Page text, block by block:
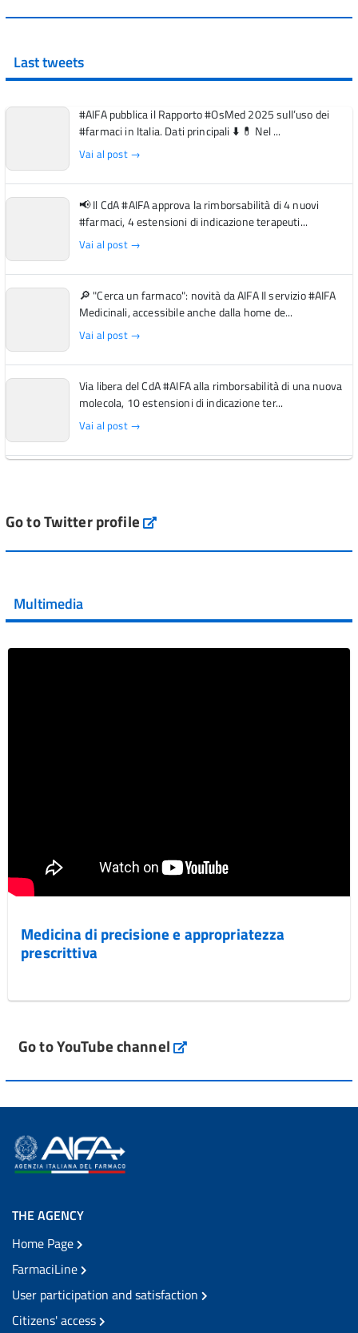
Last tweets
#AIFA pubblica il Rapporto #OsMed 2025 sull’uso dei
#farmaci in Italia. Dati principali ⬇️ 💊 Nel ...
Vai al post →
📢 Il CdA #AIFA approva la rimborsabilità di 4 nuovi
#farmaci, 4 estensioni di indicazione terapeuti...
Vai al post →
🔎 "Cerca un farmaco": novità da AIFA Il servizio #AIFA
Medicinali, accessibile anche dalla home de...
Vai al post →
Via libera del CdA #AIFA alla rimborsabilità di una nuova
molecola, 10 estensioni di indicazione ter...
Vai al post →
Vai al post →
Vai al post →
Go to Twitter profile aifa_ufficiale
Multimedia
Medicina di precisione e appropriatezza
prescrittiva
Go to YouTube channel
THE AGENCY
Home Page
FarmaciLine
User participation and satisfaction
Citizens' access